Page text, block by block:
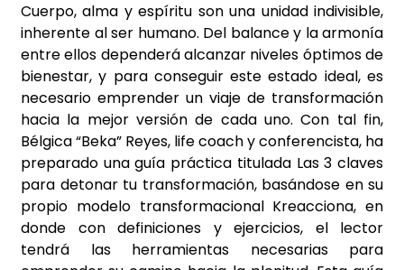
Cuerpo, alma y espíritu son una unidad indivisible,
inherente al ser humano. Del balance y la armonía
entre ellos dependerá alcanzar niveles óptimos de
bienestar, y para conseguir este estado ideal, es
necesario emprender un viaje de transformación
hacia la mejor versión de cada uno. Con tal fin,
Bélgica “Beka” Reyes, life coach y conferencista, ha
preparado una guía práctica titulada Las 3 claves
para detonar tu transformación, basándose en su
propio modelo transformacional Kreacciona, en
donde con definiciones y ejercicios, el lector
tendrá las herramientas necesarias para